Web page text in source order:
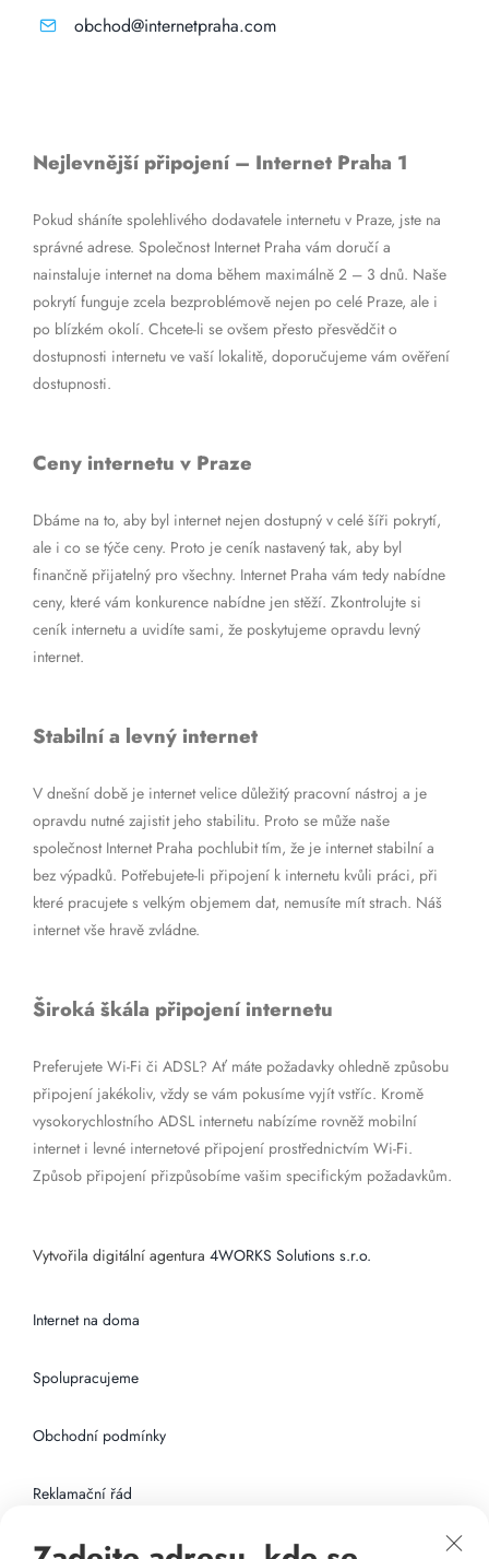
obchod@internetpraha.com
Nejlevnější připojení – Internet Praha 1
Pokud sháníte spolehlivého dodavatele internetu v Praze, jste na
správné adrese. Společnost Internet Praha vám doručí a
nainstaluje internet na doma během maximálně 2 – 3 dnů. Naše
pokrytí funguje zcela bezproblémově nejen po celé Praze, ale i
po blízkém okolí. Chcete-li se ovšem přesto přesvědčit o
dostupnosti internetu ve vaší lokalitě, doporučujeme vám ověření
dostupnosti.
Ceny internetu v Praze
Dbáme na to, aby byl internet nejen dostupný v celé šíři pokrytí,
ale i co se týče ceny. Proto je ceník nastavený tak, aby byl
finančně přijatelný pro všechny. Internet Praha vám tedy nabídne
ceny, které vám konkurence nabídne jen stěží. Zkontrolujte si
ceník internetu a uvidíte sami, že poskytujeme opravdu levný
internet.
Stabilní a levný internet
V dnešní době je internet velice důležitý pracovní nástroj a je
opravdu nutné zajistit jeho stabilitu. Proto se může naše
společnost Internet Praha pochlubit tím, že je internet stabilní a
bez výpadků. Potřebujete-li připojení k internetu kvůli práci, při
které pracujete s velkým objemem dat, nemusíte mít strach. Náš
internet vše hravě zvládne.
Široká škála připojení internetu
Preferujete Wi-Fi či ADSL? Ať máte požadavky ohledně způsobu
připojení jakékoliv, vždy se vám pokusíme vyjít vstříc. Kromě
vysokorychlostního ADSL internetu nabízíme rovněž mobilní
internet i levné internetové připojení prostřednictvím Wi-Fi.
Způsob připojení přizpůsobíme vašim specifickým požadavkům.
Vytvořila digitální agentura 4WORKS Solutions s.r.o.
Internet na doma
Spolupracujeme
Obchodní podmínky
Reklamační řád
Připojení k internetu